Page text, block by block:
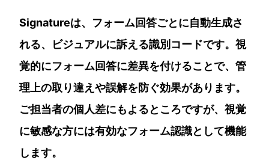
Signatureは、フォーム回答ごとに自動生成さ
れる、ビジュアルに訴える識別コードです。視
覚的にフォーム回答に差異を付けることで、管
理上の取り違えや誤解を防ぐ効果があります。
ご担当者の個人差にもよるところですが、視覚
に敏感な方には有効なフォーム認識として機能
します。